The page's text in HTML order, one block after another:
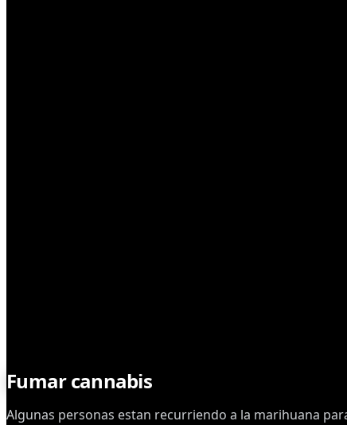
Fumar cannabis
Algunas personas estan recurriendo a la marihuana